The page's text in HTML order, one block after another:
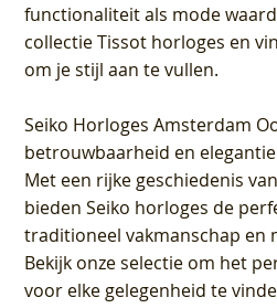
functionaliteit als mode
collectie Tissot horloges en
om je stijl aan te vullen.
Seiko Horloges Amsterdam
betrouwbaarheid en
Met een rijke geschiedenis
bieden Seiko horloges de
traditioneel vakmanschap en
Bekijk onze selectie om het
voor elke gelegenheid te